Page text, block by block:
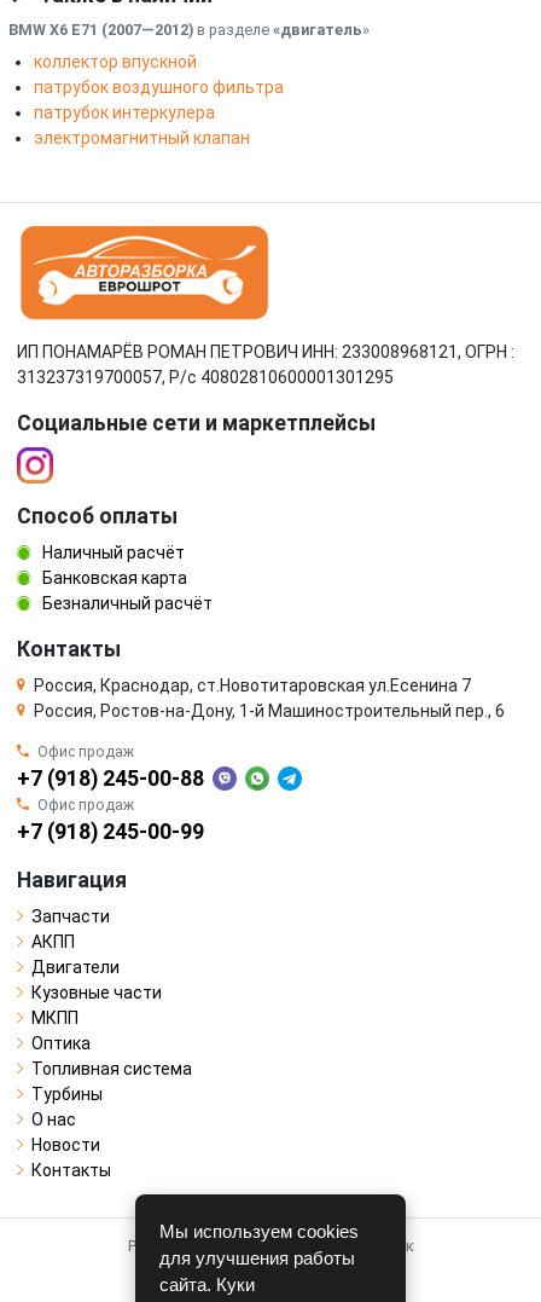
BMW X6 E71 (2007—2012) в разделе «двигатель»
коллектор впускной
патрубок воздушного фильтра
патрубок интеркулера
электромагнитный клапан
ИП ПОНАМАРЁВ РОМАН ПЕТРОВИЧ ИНН: 233008968121, ОГРН :
313237319700057, Р/c 40802810600001301295
Социальные сети и маркетплейсы
Способ оплаты
Наличный расчёт
Банковская карта
Безналичный расчёт
Контакты
Россия, Краснодар, ст.Новотитаровская ул.Есенина 7
Россия, Ростов-на-Дону, 1-й Машиностроительный пер., 6
Офис продаж
+7 (918) 245-00-88
Офис продаж
+7 (918) 245-00-99
Навигация
Запчасти
АКПП
Двигатели
Кузовные части
МКПП
Оптика
Топливная система
Турбины
О нас
Новости
Контакты
Работает на системе для авторазборок
CARRO.БИЗНЕС
Мы используем cookies
для улучшения работы
сайта. Куки